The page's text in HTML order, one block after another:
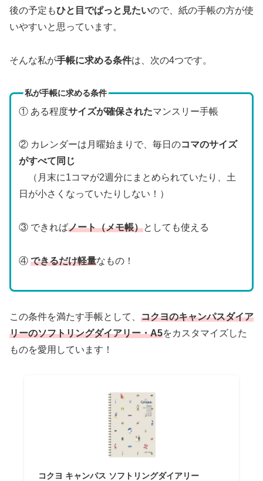
後の予定もひと目でぱっと見たいので、紙の手帳の方が使
いやすいと思っています。
そんな私が手帳に求める条件は、次の4つです。
私が手帳に求める条件
① ある程度サイズが確保されたマンスリー手帳
② カレンダーは月曜始まりで、毎日のコマのサイズ
がすべて同じ
（月末に1コマが2週分にまとめられていたり、土
日が小さくなっていたりしない！）
③ できればノート（メモ帳）としても使える
④ できるだけ軽量なもの！
この条件を満たす手帳として、 コクヨのキャンパスダイア
リーのソフトリングダイアリー・A5をカスタマイズした
ものを愛用しています！
コクヨ キャンパス ソフトリングダイアリー